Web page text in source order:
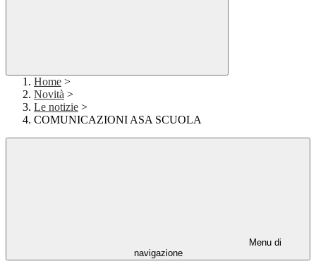
Home >
Novità >
Le notizie >
COMUNICAZIONI ASA SCUOLA
Menu di
navigazione